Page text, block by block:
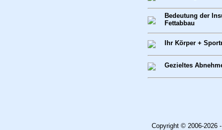
Bedeutung der
Fettabbau
Ihr Körper +
Gezieltes
Copyright © 2006-